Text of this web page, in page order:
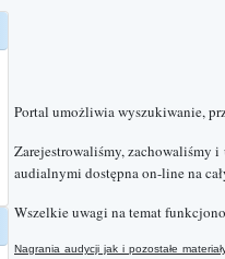
Portal umożliwia wyszukiwanie,
Zarejestrowaliśmy, zachowaliśmy
audialnymi dostępna on-line na
Wszelkie uwagi na temat
Nagrania audycji jak i pozostałe